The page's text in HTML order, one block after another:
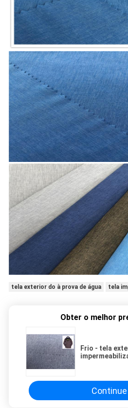
tela exterior do à prova de água tela
Obter o melhor
Frio - tela
Continue